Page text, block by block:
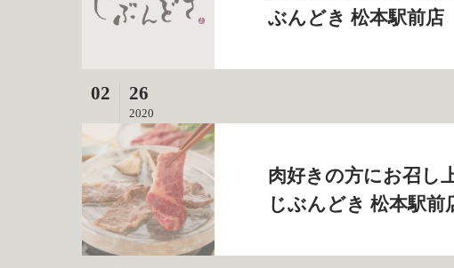
ぶんどき 松本駅前店
02 26
2020
肉好きの方にお召し
じぶんどき 松本駅前